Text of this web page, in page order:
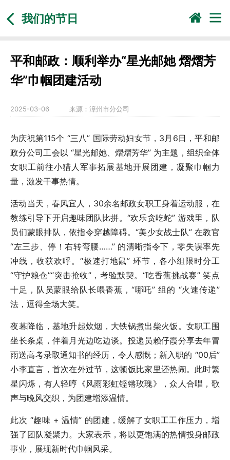
我们的节日
平和邮政：顺利举办“星光邮她 熠熠芳
华”巾帼团建活动
2025-03-06 来源：漳州市分公司
为庆祝第115个 “三八” 国际劳动妇女节，3月6日，平和邮
政分公司工会以 “星光邮她、熠熠芳华” 为主题，组织全体
女职工前往小猎人军事拓展基地开展团建，凝聚巾帼力
量，激发干事热情。
活动当天，春风宜人，30余名邮政女职工身着运动服，在
教练引导下开启趣味团队比拼。“欢乐贪吃蛇” 游戏里，队
员们蒙眼排队，依指令穿越障碍。“美少女战士队” 在教官
“左三步、停！右转弯腰……” 的清晰指令下，零失误率先
冲线，收获欢呼。“极速打地鼠” 环节，各小组限时分工
“守护粮仓”“突击抢收”，考验默契。“吃香蕉挑战赛” 笑点
十足，队员蒙眼给队长喂香蕉，“哪吒” 组的 “火速传递”
法，逗得全场大笑。
夜幕降临，基地升起炊烟，大铁锅煮出柴火饭。女职工围
坐长条桌，伴着月光边吃边谈。投递员赖仔霞分享去年冒
雨送高考录取通知书的经历，令人感慨；新入职的 “00后”
小李直言，首次在外过节，这顿饭比家里还热闹。此时繁
星闪烁，有人轻哼《风雨彩虹铿锵玫瑰》，众人合唱，歌
声与晚风交织，为团建增添温情。
此次 “趣味 + 温情” 的团建，缓解了女职工工作压力，增
强了团队凝聚力。大家表示，将以更饱满的热情投身邮政
事业，展现新时代巾帼风采。